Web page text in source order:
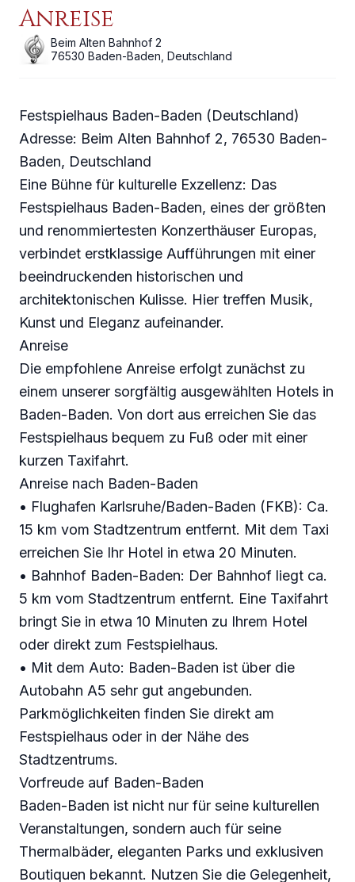
Anreise
Beim Alten Bahnhof 2
76530 Baden-Baden Deutschland
Festspielhaus Baden-Baden (Deutschland)
Adresse: Beim Alten Bahnhof 2, 76530 Baden-
Baden, Deutschland
Eine Bühne für kulturelle Exzellenz: Das
Festspielhaus Baden-Baden, eines der größten
und renommiertesten Konzerthäuser Europas,
verbindet erstklassige Aufführungen mit einer
beeindruckenden historischen und
architektonischen Kulisse. Hier treffen Musik,
Kunst und Eleganz aufeinander.
Anreise
Die empfohlene Anreise erfolgt zunächst zu
einem unserer sorgfältig ausgewählten Hotels in
Baden-Baden. Von dort aus erreichen Sie das
Festspielhaus bequem zu Fuß oder mit einer
kurzen Taxifahrt.
Anreise nach Baden-Baden
• Flughafen Karlsruhe/Baden-Baden (FKB): Ca.
15 km vom Stadtzentrum entfernt. Mit dem Taxi
erreichen Sie Ihr Hotel in etwa 20 Minuten.
• Bahnhof Baden-Baden: Der Bahnhof liegt ca.
5 km vom Stadtzentrum entfernt. Eine Taxifahrt
bringt Sie in etwa 10 Minuten zu Ihrem Hotel
oder direkt zum Festspielhaus.
• Mit dem Auto: Baden-Baden ist über die
Autobahn A5 sehr gut angebunden.
Parkmöglichkeiten finden Sie direkt am
Festspielhaus oder in der Nähe des
Stadtzentrums.
Vorfreude auf Baden-Baden
Baden-Baden ist nicht nur für seine kulturellen
Veranstaltungen, sondern auch für seine
Thermalbäder, eleganten Parks und exklusiven
Boutiquen bekannt. Nutzen Sie die Gelegenheit,